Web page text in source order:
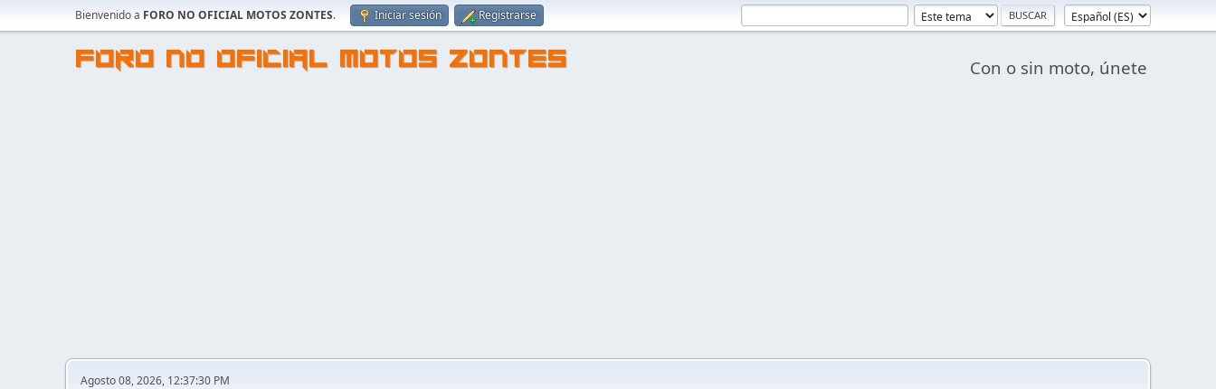
Bienvenido a FORO NO OFICIAL MOTOS ZONTES. Iniciar sesión Registrarse
FORO NO OFICIAL MOTOS ZONTES Con o sin moto, únete
Agosto 08, 2026, 12:37:30 PM